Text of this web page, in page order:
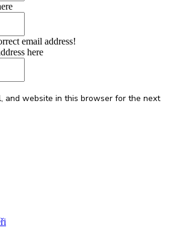
email address!
here
and website in this browser for the next